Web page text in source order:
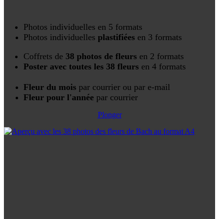
Photos individuelles en 5 formats
Photos individuelles plastifiées en 3 formats
Coffrets de 38 photos de fleurs en 2 formats
Poster avec toutes les 38 fleurs en 4 formats
Fleur du mois par courrier ou par e-mail
Fleur pour l'année par courrier
Plonger